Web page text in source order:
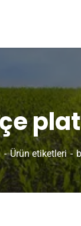
Ürün etiketleri